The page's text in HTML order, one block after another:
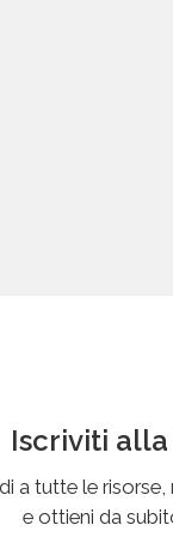
Iscriviti
a tutte le risorse,
e ottieni da